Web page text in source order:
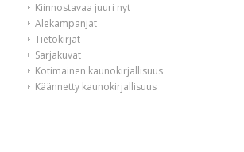
Kiinnostavaa juuri nyt
Alekampanjat
Tietokirjat
Sarjakuvat
Kotimainen kaunokirjallisuus
Käännetty kaunokirjallisuus